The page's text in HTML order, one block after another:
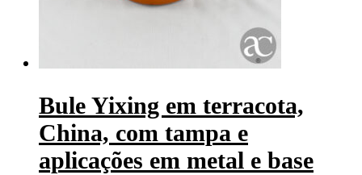
Bule Yixing em terracota,
China, com tampa e
aplicações em metal e base